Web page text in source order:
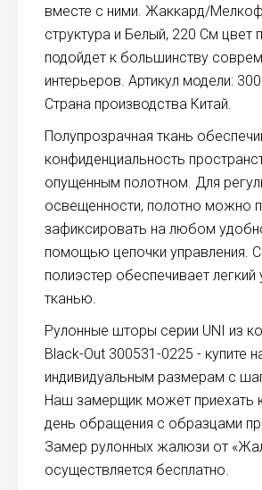
вместе с ними. Жаккард/
структура и Белый, 220 См цвет
подойдет к большинству
интерьеров. Артикул модели:
Страна производства Китай.
Полупрозрачная ткань
конфиденциальность
опущенным полотном. Для
освещенности, полотно можно
зафиксировать на любом
помощью цепочки управления.
полиэстер обеспечивает легкий
тканью.
Рулонные шторы серии UNI из
Black-Out 300531-0225 - купите
индивидуальным размерам с
Наш замерщик может приехать
день обращения с образцами
Замер рулонных жалюзи от
осуществляется бесплатно.